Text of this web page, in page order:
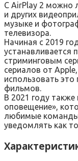
С AirPlay 2 можно
и других
музыке и
телевизора.
Начиная с 2019
устанавливается
стриминговым
сериалов от
использовать
фильмов.
В 2021 году
оповещение»,
любимые команды
уведомлять как